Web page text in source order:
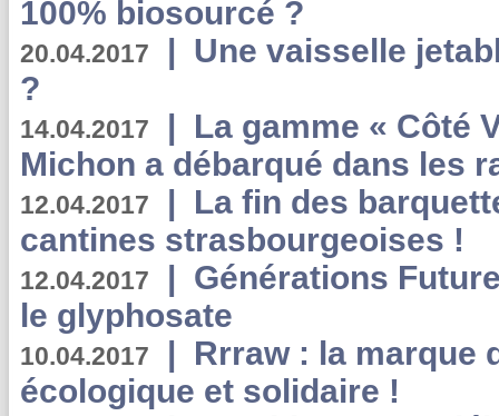
100% biosourcé ?
20.04.2017 | Une vaisselle
?
14.04.2017 | La gamme « Côté
Michon a débarqué dans les
12.04.2017 | La fin des
cantines strasbourgeoises !
12.04.2017 | Générations
le glyphosate
10.04.2017 | Rrraw : la marque
écologique et solidaire !